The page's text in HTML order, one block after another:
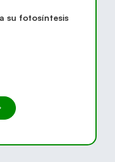
su fotosíntesis